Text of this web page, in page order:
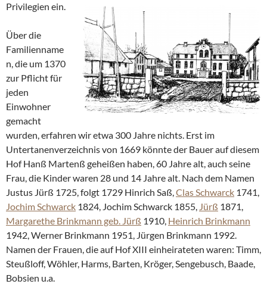
Privilegien ein.
Über die
Familienname
n, die um 1370
zur Pflicht für
jeden
Einwohner
gemacht
wurden, erfahren wir etwa 300 Jahre nichts. Erst im
Untertanenverzeichnis von 1669 könnte der Bauer auf diesem
Hof Hanß Martenß geheißen haben, 60 Jahre alt, auch seine
Frau, die Kinder waren 28 und 14 Jahre alt. Nach dem Namen
Justus Jürß 1725, folgt 1729 Hinrich Saß,Clas Schwarck 1741,
Jochim Schwarck 1824, Jochim Schwarck 1855, Jürß 1871,
Margarethe Brinkmann geb. Jürß 1910, Heinrich Brinkmann
1942, Werner Brinkmann 1951, Jürgen Brinkmann 1992.
Namen der Frauen, die auf Hof XIII einheirateten waren: Timm,
Steußloff, Wöhler, Harms, Barten, Kröger, Sengebusch, Baade,
Bobsien u.a.